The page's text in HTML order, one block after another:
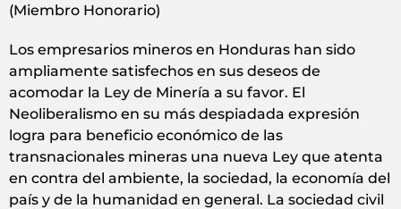
(Miembro Honorario)
Los empresarios mineros en Honduras han sido
ampliamente satisfechos en sus deseos de
acomodar la Ley de Minería a su favor. El
Neoliberalismo en su más despiadada expresión
logra para beneficio económico de las
transnacionales mineras una nueva Ley que atenta
en contra del ambiente, la sociedad, la economía del
país y de la humanidad en general. La sociedad civil